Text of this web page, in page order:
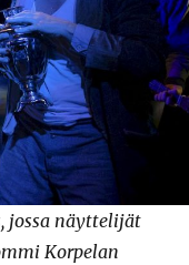
jossa näyttelijät
Korpelan